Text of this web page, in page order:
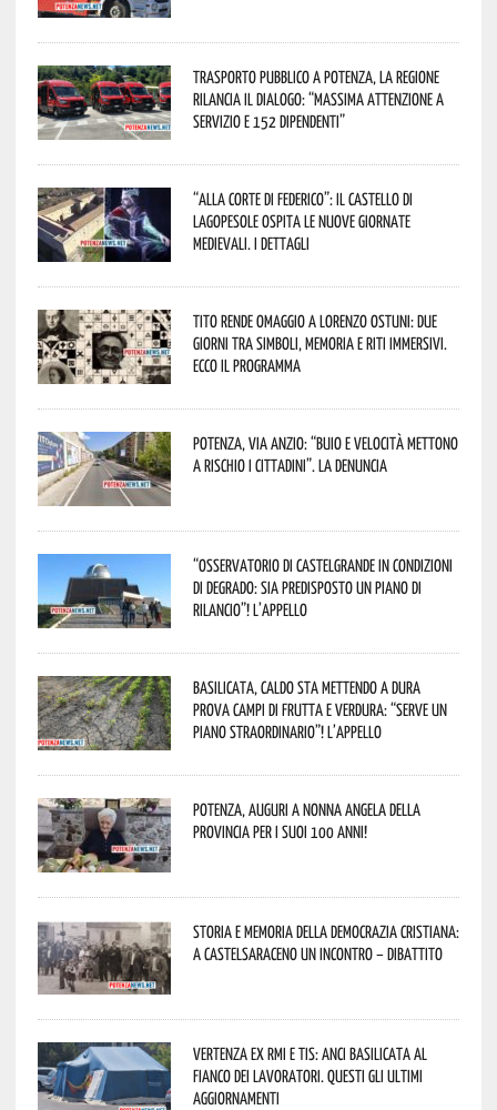
Trasporto pubblico a Potenza, la Regione
rilancia il dialogo: “Massima attenzione a
servizio e 152 dipendenti”
“Alla corte di Federico”: il Castello di
Lagopesole ospita le nuove Giornate
Medievali. I dettagli
Tito rende omaggio a Lorenzo Ostuni: due
giorni tra simboli, memoria e riti immersivi.
Ecco il programma
Potenza, Via Anzio: “Buio e velocità mettono
a rischio i cittadini”. La denuncia
“Osservatorio di Castelgrande in condizioni
di degrado: sia predisposto un piano di
rilancio”! L’appello
Basilicata, caldo sta mettendo a dura
prova campi di frutta e verdura: “Serve un
piano straordinario”! L’appello
Potenza, auguri a nonna Angela della
provincia per i suoi 100 anni!
Storia e memoria della Democrazia Cristiana:
a Castelsaraceno un incontro – dibattito
Vertenza ex RMI e TIS: ANCI Basilicata al
fianco dei lavoratori. Questi gli ultimi
aggiornamenti